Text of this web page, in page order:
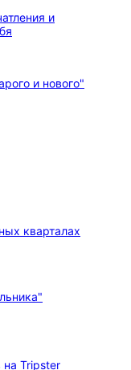
и
кварталах